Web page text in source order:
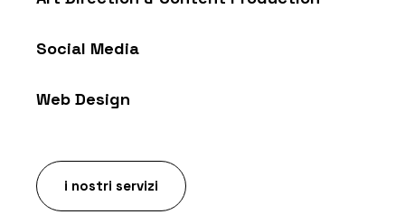
Social Media
Web Design
i nostri servizi